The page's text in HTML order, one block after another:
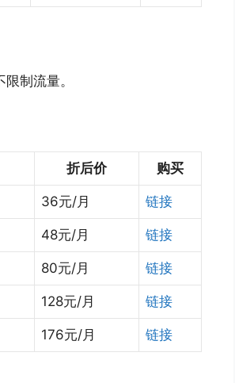
制流量。
折后价 购买
36元/月 链接
48元/月 链接
80元/月 链接
128元/月 链接
176元/月 链接